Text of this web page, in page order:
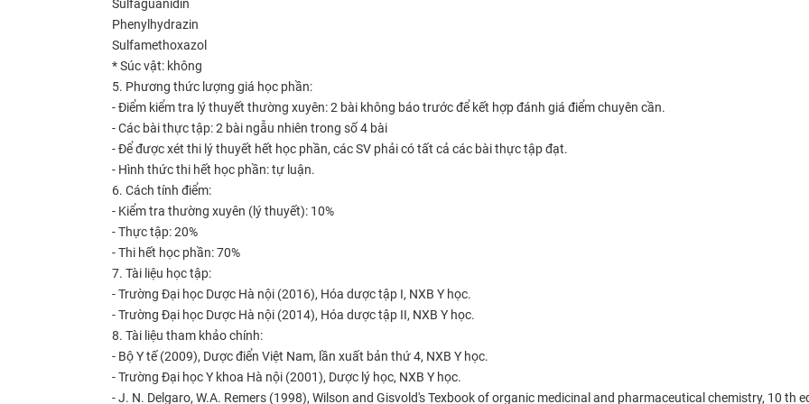
Sulfaguanidin
Phenylhydrazin
Sulfamethoxazol
* Súc vật: không
5. Phương thức lượng giá học phần:
- Điểm kiểm tra lý thuyết thường xuyên: 2 bài không báo trước để kết hợp đánh giá điểm chuyên cần.
- Các bài thực tập: 2 bài ngẫu nhiên trong số 4 bài
- Để được xét thi lý thuyết hết học phần, các SV phải có tất cả các bài thực tập đạt.
- Hình thức thi hết học phần: tự luận.
6. Cách tính điểm:
- Kiểm tra thường xuyên (lý thuyết): 10%
- Thực tập:20%
- Thi hết học phần:70%
7. Tài liệu học tập:
- Trường Đại học Dược Hà nội (2016), Hóa dược tập I, NXB Y học.
- Trường Đại học Dược Hà nội (2014), Hóa dược tập II, NXB Y học.
8. Tài liệu tham khảo chính:
- Bộ Y tế (2009), Dược điển Việt Nam, lần xuất bản thứ 4, NXB Y học.
- Trường Đại học Y khoa Hà nội (2001), Dược lý học, NXB Y học.
- J. N. Delgaro, W.A. Remers (1998), Wilson and Gisvold's Texbook of organic medicinal and pharmaceutical chemistry, 10 th